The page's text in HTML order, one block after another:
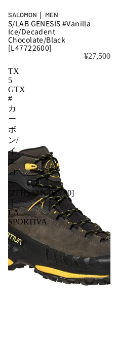
SALOMON｜ MEN
S/LAB GENESIS #Vanilla
Ice/Decadent
Chocolate/Black
[L47722600]
¥27,500
TX
5
GTX
#
カ
ー
ボ
ン/
イ
エ
ロ
ー
[ZFHS124G00Y00]
｜
LA
SPORTIVA